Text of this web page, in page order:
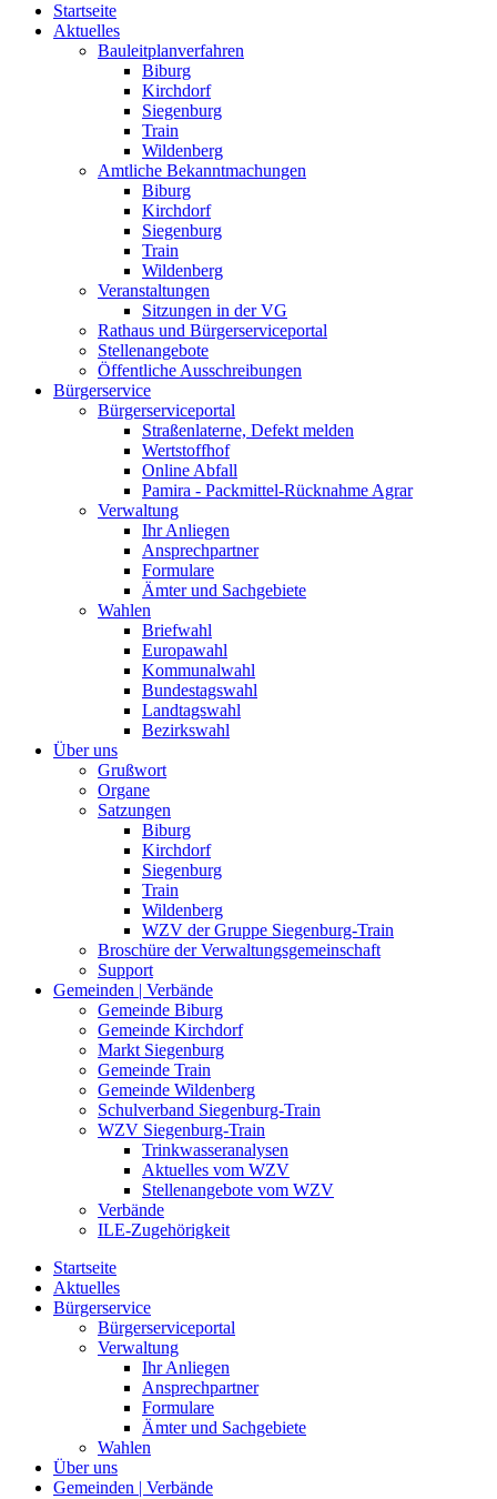
Startseite
Aktuelles
Bauleitplanverfahren
Biburg
Kirchdorf
Siegenburg
Train
Wildenberg
Amtliche Bekanntmachungen
Biburg
Kirchdorf
Siegenburg
Train
Wildenberg
Veranstaltungen
Sitzungen in der VG
Rathaus und Bürgerserviceportal
Stellenangebote
Öffentliche Ausschreibungen
Bürgerservice
Bürgerserviceportal
Straßenlaterne, Defekt melden
Wertstoffhof
Online Abfall
Pamira - Packmittel-Rücknahme Agrar
Verwaltung
Ihr Anliegen
Ansprechpartner
Formulare
Ämter und Sachgebiete
Wahlen
Briefwahl
Europawahl
Kommunalwahl
Bundestagswahl
Landtagswahl
Bezirkswahl
Über uns
Grußwort
Organe
Satzungen
Biburg
Kirchdorf
Siegenburg
Train
Wildenberg
WZV der Gruppe Siegenburg-Train
Broschüre der Verwaltungsgemeinschaft
Support
Gemeinden | Verbände
Gemeinde Biburg
Gemeinde Kirchdorf
Markt Siegenburg
Gemeinde Train
Gemeinde Wildenberg
Schulverband Siegenburg-Train
WZV Siegenburg-Train
Trinkwasseranalysen
Aktuelles vom WZV
Stellenangebote vom WZV
Verbände
ILE-Zugehörigkeit
Startseite
Aktuelles
Bürgerservice
Bürgerserviceportal
Verwaltung
Ihr Anliegen
Ansprechpartner
Formulare
Ämter und Sachgebiete
Wahlen
Über uns
Gemeinden | Verbände